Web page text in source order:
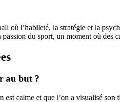
où l’habileté, la stratégie et la
du sport, un moment où des
au but ?
calme et que l’on a visualisé son